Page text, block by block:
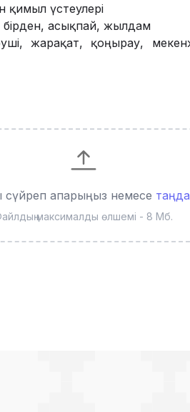
қимыл үстеулері
асықпай, жылдам
жарақат, қоңырау,
апарыңыз немесе
максималды өлшемі - 8 Мб.